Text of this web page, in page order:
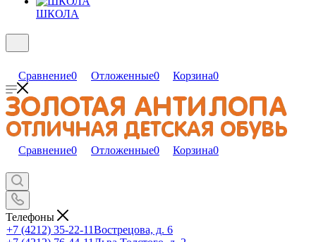
ШКОЛА
Сравнение0 Отложенные0 Корзина0
Сравнение0 Отложенные0 Корзина0
Телефоны
+7 (4212) 35-22-11Вострецова, д. 6